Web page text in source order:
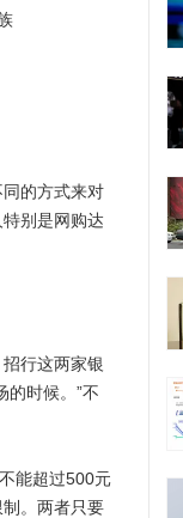
的方式来对
别是网购达
行这两家银
的时候。”不
能超过500元
。两者只要